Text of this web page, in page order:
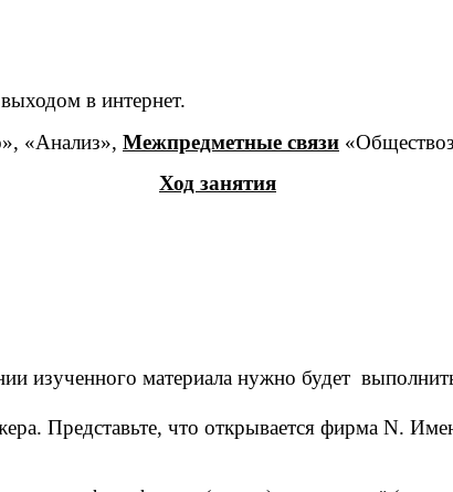
в интернет.
«Анализ», Межпредметные связи
Ход занятия
изученного материала нужно будет
Представьте, что открывается фирма N.